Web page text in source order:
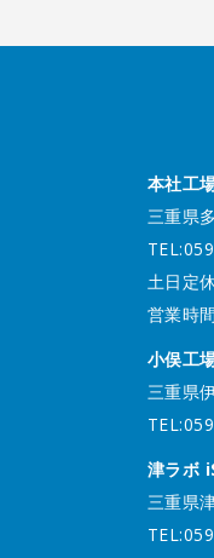
本社工
三重県
土日定
営業時
小俣工
三重県
津ラボ
三重県